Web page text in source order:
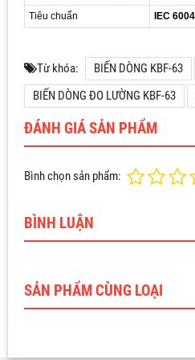
Tiêu chuẩn
IEC
Từ khóa: BIẾN DÒNG KBF-63
BIẾN DÒNG ĐO LƯỜNG KBF-63
ĐÁNH GIÁ SẢN PHẨM
Bình chọn sản phẩm:
BÌNH LUẬN
SẢN PHẨM CÙNG LOẠI